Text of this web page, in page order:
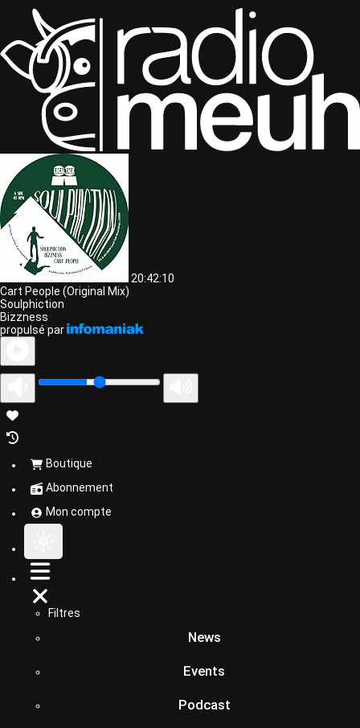
20:42:10
Cart People (Original Mix)
Soulphiction
Bizzness
propulsé par
Boutique
Abonnement
Mon compte
Filtres
News
Events
Podcast